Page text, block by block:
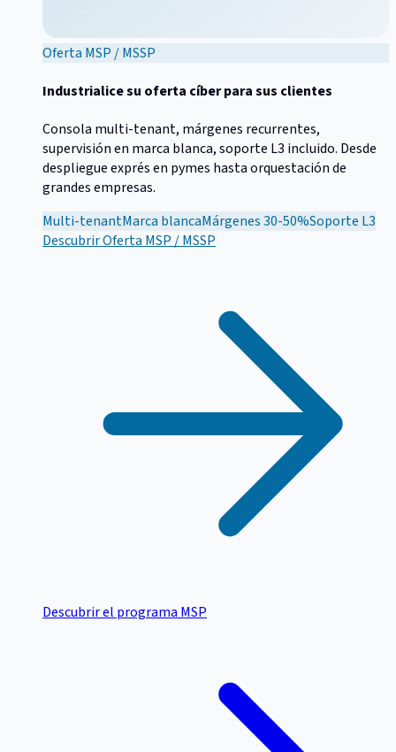
Oferta MSP / MSSP
Industrialice su oferta cíber para sus clientes
Consola multi-tenant, márgenes recurrentes,
supervisión en marca blanca, soporte L3 incluido. Desde
despliegue exprés en pymes hasta orquestación de
grandes empresas.
Multi-tenantMarca blancaMárgenes 30-50%Soporte L3
DescubrirOferta MSP / MSSP
Descubrir el programa MSP